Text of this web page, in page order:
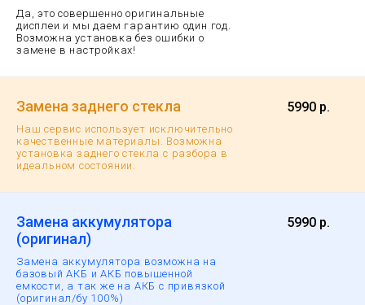
Да, это совершенно оригинальные
дисплеи и мы даем гарантию один год.
Возможна установка без ошибки о
замене в настройках!
Замена заднего стекла
Наш сервис использует исключительно
качественные материалы. Возможна
установка заднего стекла с разбора в
идеальном состоянии.
5990 р.
Замена аккумулятора
(оригинал)
Замена аккумулятора возможна на
базовый АКБ и АКБ повышенной
емкости, а так же на АКБ с привязкой
(оригинал/бу 100%)
5990 р.